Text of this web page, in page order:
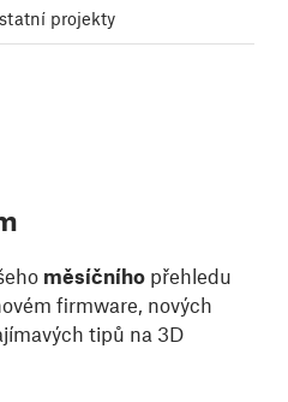
projekty
měsíčního přehledu
firmware, nových
tipů na 3D